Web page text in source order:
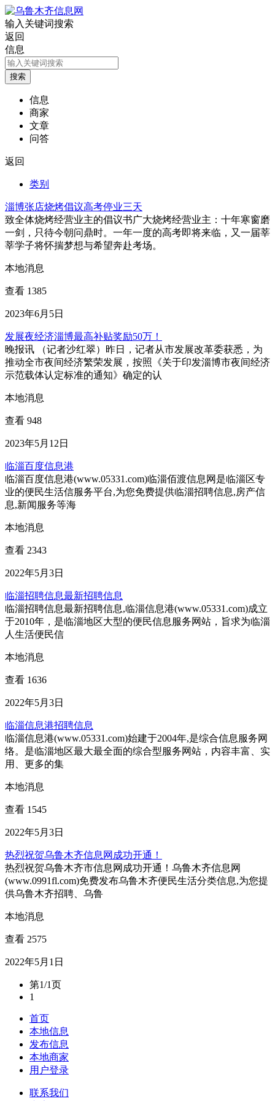
输入关键词搜索
返回
信息
信息
商家
文章
问答
返回
类别
淄博张店烧烤倡议高考停业三天
致全体烧烤经营业主的倡议书广大烧烤经营业主：十年寒窗磨
一剑，只待今朝问鼎时。一年一度的高考即将来临，又一届莘
莘学子将怀揣梦想与希望奔赴考场。
本地消息
查看 1385
2023年6月5日
发展夜经济淄博最高补贴奖励50万！
晚报讯 （记者沙红翠）昨日，记者从市发展改革委获悉，为
推动全市夜间经济繁荣发展，按照《关于印发淄博市夜间经济
示范载体认定标准的通知》确定的认
本地消息
查看 948
2023年5月12日
临淄百度信息港
临淄百度信息港(www.05331.com)临淄佰渡信息网是临淄区专
业的便民生活信服务平台,为您免费提供临淄招聘信息,房产信
息,新闻服务等海
本地消息
查看 2343
2022年5月3日
临淄招聘信息最新招聘信息
临淄招聘信息最新招聘信息,临淄信息港(www.05331.com)成立
于2010年，是临淄地区大型的便民信息服务网站，旨求为临淄
人生活便民信
本地消息
查看 1636
2022年5月3日
临淄信息港招聘信息
临淄信息港(www.05331.com)始建于2004年,是综合信息服务网
络。是临淄地区最大最全面的综合型服务网站，内容丰富、实
用、更多的集
本地消息
查看 1545
2022年5月3日
热烈祝贺乌鲁木齐信息网成功开通！
热烈祝贺乌鲁木齐市信息网成功开通！乌鲁木齐信息网
(www.0991fl.com)免费发布乌鲁木齐便民生活分类信息,为您提
供乌鲁木齐招聘、乌鲁
本地消息
查看 2575
2022年5月1日
第1/1页
1
首页
本地信息
发布信息
本地商家
用户登录
联系我们